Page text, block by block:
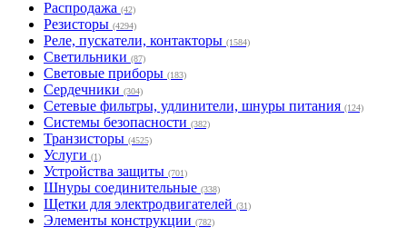
Распродажа (42)
Резисторы (4294)
Реле, пускатели, контакторы (1584)
Светильники (87)
Световые приборы (183)
Сердечники (304)
Сетевые фильтры, удлинители, шнуры питания (124)
Системы безопасности (382)
Транзисторы (4525)
Услуги (1)
Устройства защиты (701)
Шнуры соединительные (338)
Щетки для электродвигателей (31)
Элементы конструкции (782)